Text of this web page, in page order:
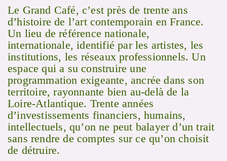
Le Grand Café, c’est près de trente ans
d’histoire de l’art contemporain en France.
Un lieu de référence nationale,
internationale, identifié par les artistes, les
institutions, les réseaux professionnels. Un
espace qui a su construire une
programmation exigeante, ancrée dans son
territoire, rayonnante bien au-delà de la
Loire-Atlantique. Trente années
d’investissements financiers, humains,
intellectuels, qu’on ne peut balayer d’un trait
sans rendre de comptes sur ce qu’on choisit
de détruire.